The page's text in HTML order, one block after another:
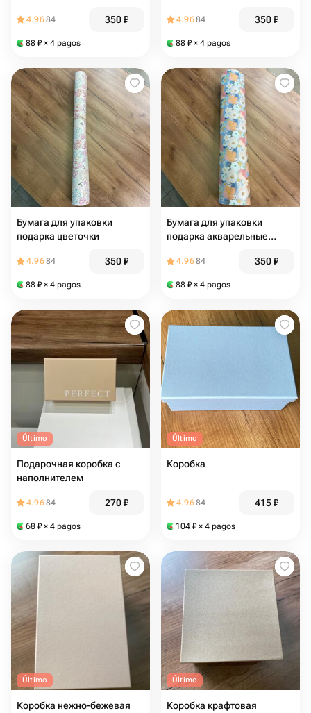
4.9684 350₽
88 ₽ × 4 pagos
4.9684 350₽
88 ₽ × 4 pagos
Бумага для упаковки
подарка цветочки
4.9684 350₽
88 ₽ × 4 pagos
Бумага для упаковки
подарка акварельные
4.9684 350₽
88 ₽ × 4 pagos
Último
Подарочная коробка с
наполнителем
4.9684 270₽
68 ₽ × 4 pagos
Último
Коробка
4.9684 415₽
104 ₽ × 4 pagos
Último
Коробка нежно-бежевая
Último
Коробка крафтовая